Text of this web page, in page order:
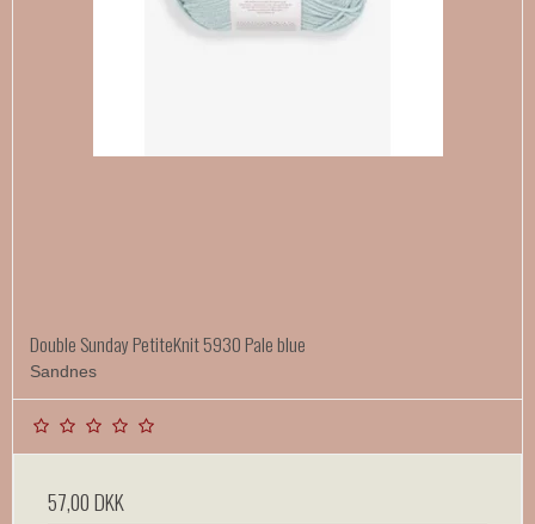
Double Sunday PetiteKnit 5930 Pale blue
Sandnes
57,00 DKK